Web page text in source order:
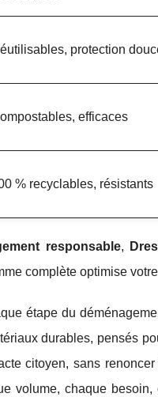
protection
efficaces
% recyclables, résistants
responsable,
complète optimise
étape du
durables, pensés
citoyen, sans
volume, chaque